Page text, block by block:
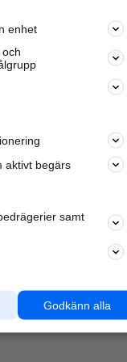
andra härliga
företag,
enhet
aktivt begärs
samt
Godkänn alla